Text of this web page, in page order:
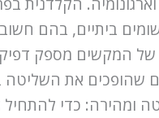
המקשים מספק